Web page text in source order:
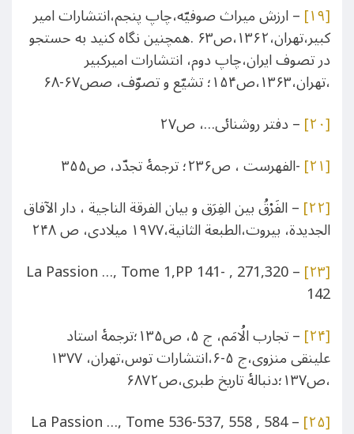
[۱۹]
– ارزش میراث صوفیّه،چاپ پنجم،انتشارات امیر
کبیر،تهران،۱۳۶۲،ص۶۳ .همچنین نگاه کنید به حستجو
در تصوف ایران،چاپ دوم، انتشارات امیرکبیر
،تهران،۱۳۶۳،ص۱۵۴؛ تشیّع و تصوّف، صص۶۷-۶۸
[۲۰]
– دفتر روشنائی…، ص۲۷
[۲۱]
-الفهرست ، ص۲۳۶؛ ترجمۀ تجدّد، ص۳۵۵
[۲۲]
– الفَرْقُ بین الفِرَق و بیان الفرقة الناجیة ، دار الآفاق
الجدیدة، بیروت،الطبعة الثانیة،۱۹۷۷ میلادی، ص ۲۴۸
[۲۳]
– 271,320 , La Passion …, Tome 1,PP 141-
142
[۲۴]
– تجارب الُامَم، ج ۵، ص۱۳۵؛ترجمۀ استاد
علینقی منزوی،ج ۵-۶،انتشارات توس،تهران، ۱۳۷۷
،ص۱۳۷؛دنبالۀ تاریخ طبری،ص۶۸۷۲
[۲۵]
– 584 , 558 ,536-537 La Passion …, Tome